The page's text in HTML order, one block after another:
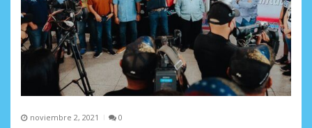
noviembre 2, 2021 0